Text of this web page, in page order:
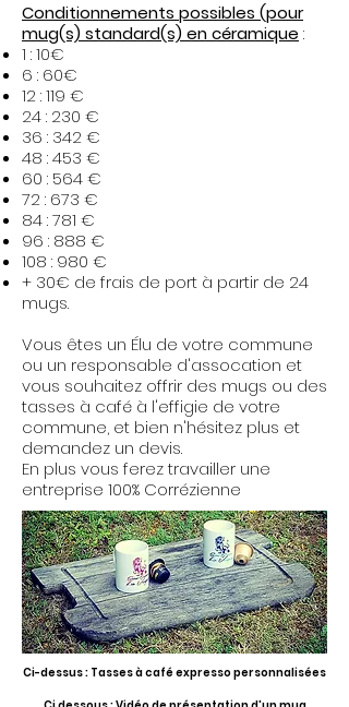
Conditionnements possibles (pour
mug(s) standard(s) en céramique :
1 : 10€
6 : 60€
12 : 119 €
24 : 230 €
36 : 342 €
48 : 453 €
60 : 564 €
72 : 673 €
84 : 781 €
96 : 888 €
108 : 980 €
+ 30€ de frais de port à partir de 24
mugs.
Vous êtes un Élu de votre commune
ou un responsable d'assocation et
vous souhaitez offrir des mugs ou des
tasses à café à l'effigie de votre
commune, et bien n'hésitez plus et
demandez un devis.
En plus vous ferez travailler une
entreprise 100% Corrézienne
Ci-dessus : Tasses à café expresso personnalisées